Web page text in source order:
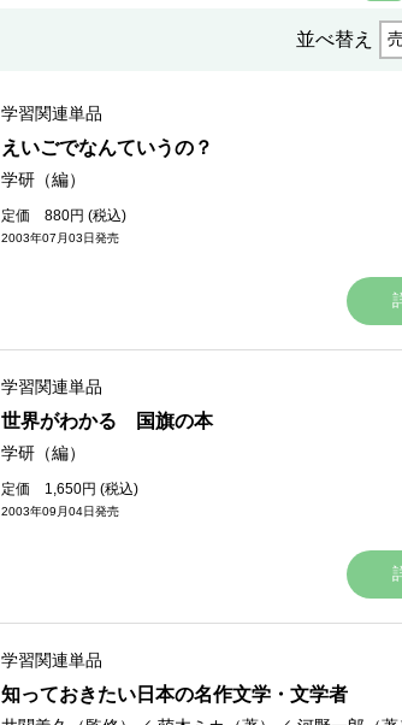
並べ替え
学習関連単品
えいごでなんていうの？
学研（編）
定価 880円 (税込)
2003年07月03日発売
学習関連単品
世界がわかる 国旗の本
学研（編）
定価 1,650円 (税込)
2003年09月04日発売
学習関連単品
知っておきたい日本の名作文学・文学者